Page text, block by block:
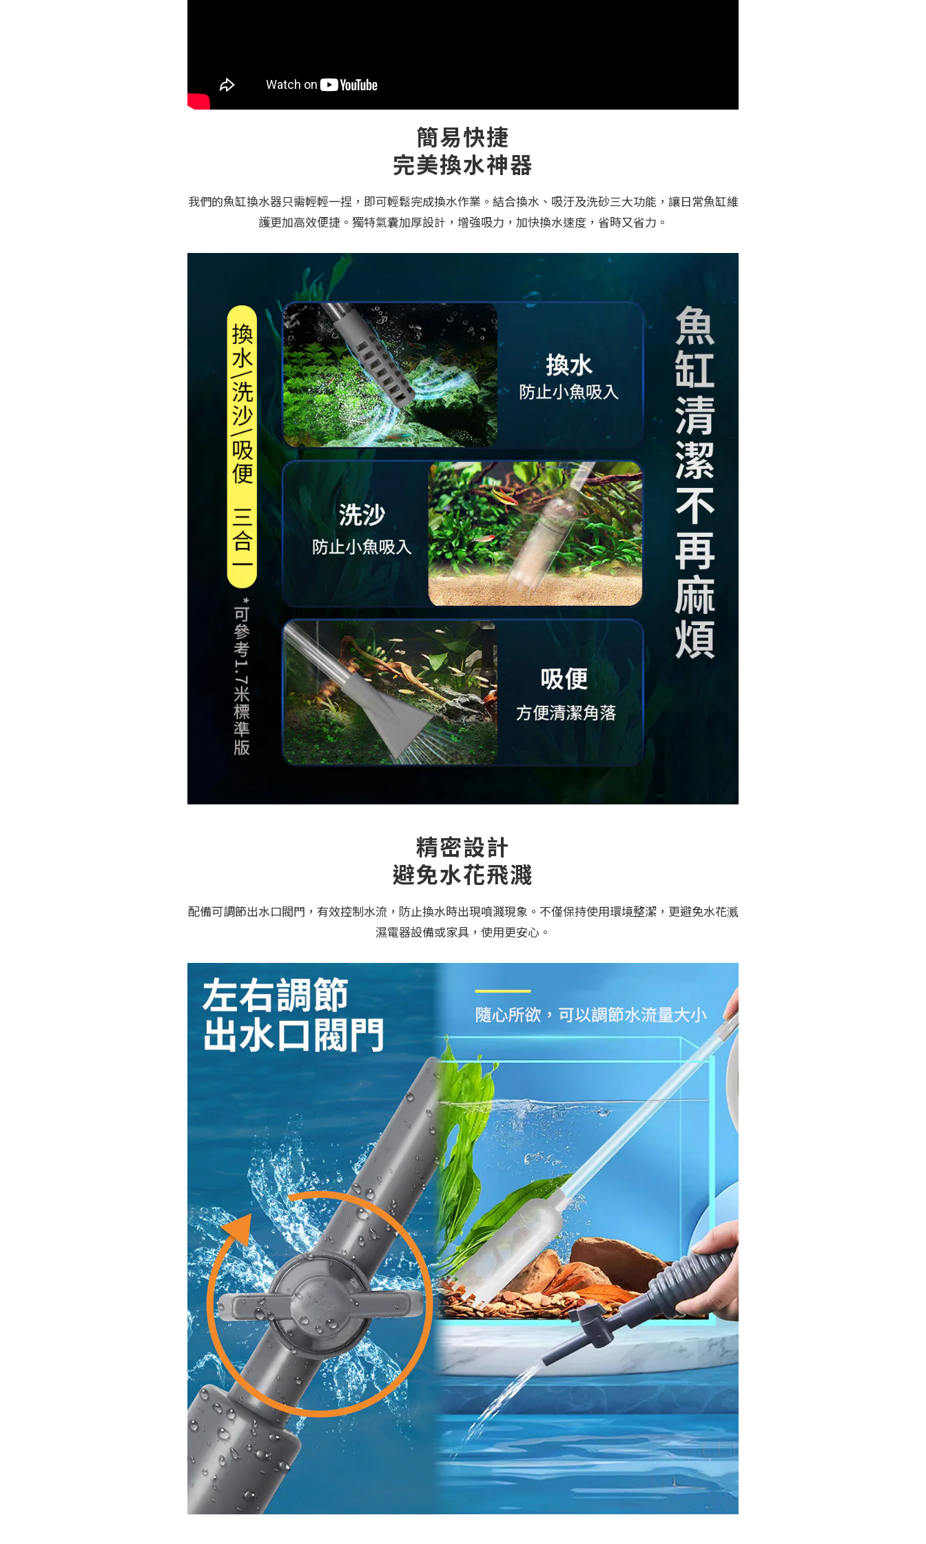
簡易快捷
完美換水神器
我們的魚缸換水器只需輕輕一捏，即可輕鬆完成換水作業。結合換水、吸汙及洗砂三大功能，讓日常魚缸維
護更加高效便捷。獨特氣囊加厚設計，增強吸力，加快換水速度，省時又省力。
精密設計
避免水花飛濺
配備可調節出水口閥門，有效控制水流，防止換水時出現噴濺現象。不僅保持使用環境整潔，更避免水花溅
濕電器設備或家具，使用更安心。